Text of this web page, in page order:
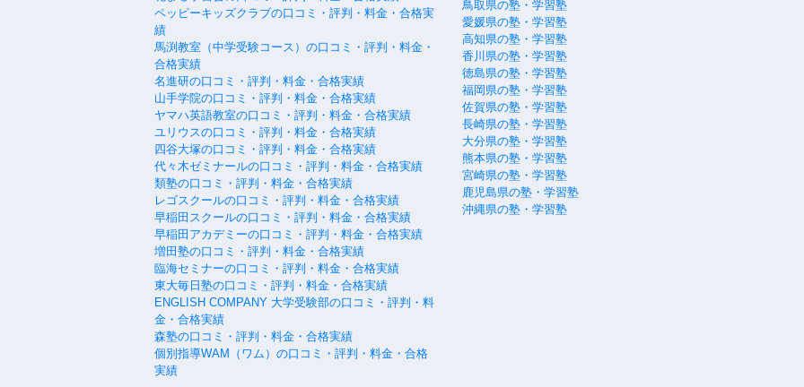
ペッピーキッズクラブの口コミ・評判・料金・合格実
績
馬渕教室（中学受験コース）の口コミ・評判・料金・
合格実績
名進研の口コミ・評判・料金・合格実績
山手学院の口コミ・評判・料金・合格実績
ヤマハ英語教室の口コミ・評判・料金・合格実績
ユリウスの口コミ・評判・料金・合格実績
四谷大塚の口コミ・評判・料金・合格実績
代々木ゼミナールの口コミ・評判・料金・合格実績
類塾の口コミ・評判・料金・合格実績
レゴスクールの口コミ・評判・料金・合格実績
早稲田スクールの口コミ・評判・料金・合格実績
早稲田アカデミーの口コミ・評判・料金・合格実績
増田塾の口コミ・評判・料金・合格実績
臨海セミナーの口コミ・評判・料金・合格実績
東大毎日塾の口コミ・評判・料金・合格実績
ENGLISH COMPANY 大学受験部の口コミ・評判・料
金・合格実績
森塾の口コミ・評判・料金・合格実績
個別指導WAM（ワム）の口コミ・評判・料金・合格
実績
鳥取県の塾・学習塾
愛媛県の塾・学習塾
高知県の塾・学習塾
香川県の塾・学習塾
徳島県の塾・学習塾
福岡県の塾・学習塾
佐賀県の塾・学習塾
長崎県の塾・学習塾
大分県の塾・学習塾
熊本県の塾・学習塾
宮崎県の塾・学習塾
鹿児島県の塾・学習塾
沖縄県の塾・学習塾